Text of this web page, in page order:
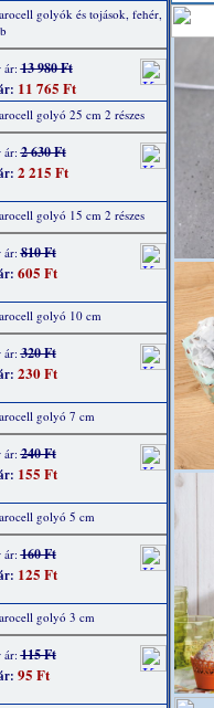
golyók és tojások, fehér,
ár:13 980 Ft
11 765 Ft
golyó 25 cm 2 részes
ár:2 630 Ft
2 215 Ft
golyó 15 cm 2 részes
ár:810 Ft
605 Ft
golyó 10 cm
ár:320 Ft
230 Ft
golyó 7 cm
ár:240 Ft
155 Ft
golyó 5 cm
ár:160 Ft
125 Ft
golyó 3 cm
ár:115 Ft
95 Ft